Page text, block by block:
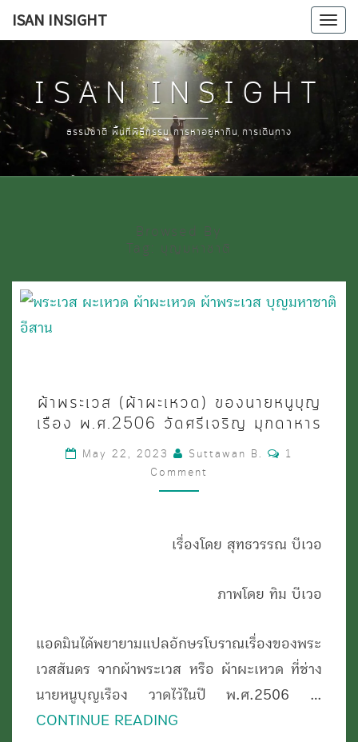
Skip
to
ISAN INSIGHT
ISAN INSIGHT
ธรรมชาติ พื้นที่พิธีกรรม การหาอยู่หากิน การเดินทาง
Browsed By
Tag: บุญมหาชาติ
พระ
(ผ้า
ผะ
ของ
เรือง
พ.ศ.2506
วัด
ผ้าพระเวส (ผ้าผะเหวด) ของนายหนูบุญ
เรือง พ.ศ.2506 วัดศรีเจริญ มุกดาหาร
May 22, 2023 Suttawan B. Comments
1
Comment
เรื่องโดย สุทธวรรณ บีเวอ
ภาพโดย ทิม บีเวอ
แอดมินได้พยายามแปลอักษรโบราณเรื่องของพระ
เวสสันดร จากผ้าพระเวส หรือ ผ้าผะเหวด ที่ช่าง
นายหนูบุญเรือง วาดไว้ในปี พ.ศ.2506 …
CONTINUE READING